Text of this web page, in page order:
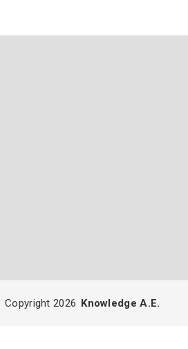
Copyright 2026 Knowledge A.E.